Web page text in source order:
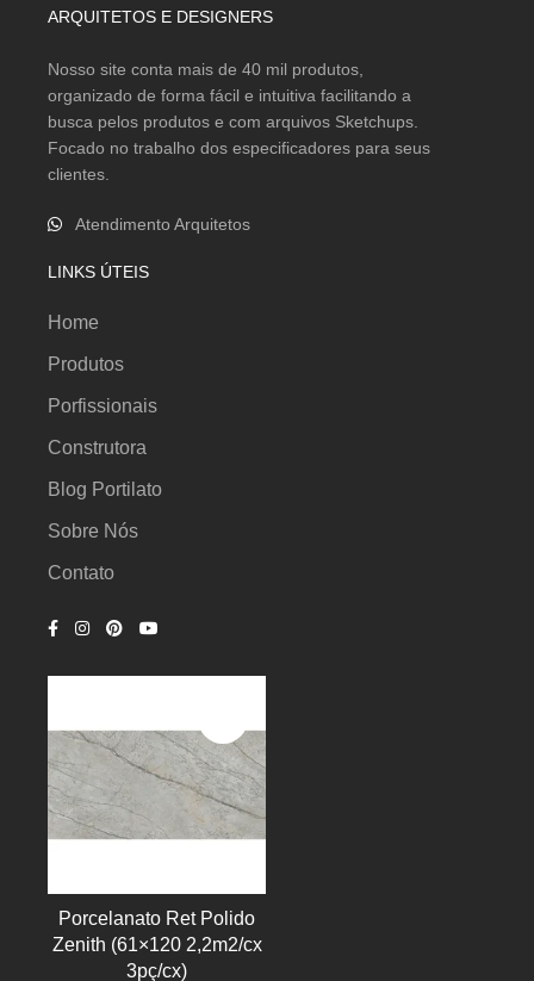
ARQUITETOS E DESIGNERS
Nosso site conta mais de 40 mil produtos,
organizado de forma fácil e intuitiva facilitando a
busca pelos produtos e com arquivos Sketchups.
Focado no trabalho dos especificadores para seus
clientes.
Atendimento Arquitetos
LINKS ÚTEIS
Home
Produtos
Porfissionais
Construtora
Blog Portilato
Sobre Nós
Contato
Porcelanato Ret Polido
Zenith (61×120 2,2m2/cx
3pç/cx)